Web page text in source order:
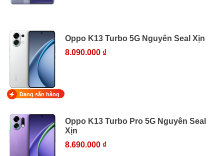
Oppo K13 Turbo 5G Nguyên Seal Xịn
8.090.000 ₫
Đang sẵn hàng
Oppo K13 Turbo Pro 5G Nguyên Seal
Xịn
8.690.000 ₫